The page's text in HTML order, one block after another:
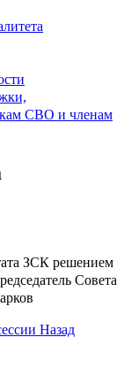
СВО и членам
ЗСК решением
Совета
Назад